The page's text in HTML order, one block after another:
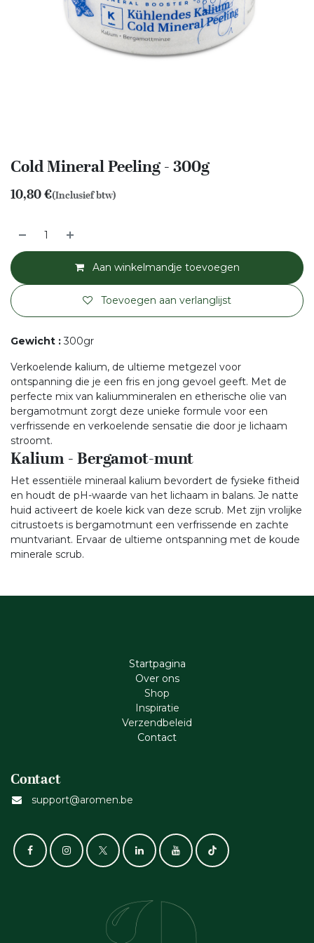
Cold Mineral Peeling - 300g
10,80€(Inclusief btw)
Aan winkelmandje toevoegen
Toevoegen aan verlanglijst
Gewicht : 300gr
Verkoelende kalium, de ultieme metgezel voor
ontspanning die je een fris en jong gevoel geeft. Met de
perfecte mix van kaliummineralen en etherische olie van
bergamotmunt zorgt deze unieke formule voor een
verfrissende en verkoelende sensatie die door je lichaam
stroomt.
Kalium - Bergamot-munt
Het essentiële mineraal kalium bevordert de fysieke fitheid
en houdt de pH-waarde van het lichaam in balans. Je natte
huid activeert de koele kick van deze scrub. Met zijn vrolijke
citrustoets is bergamotmunt een verfrissende en zachte
muntvariant. Ervaar de ultieme ontspanning met de koude
minerale scrub.
Startpagina
Ove​r​ ons
Shop
Inspiratie
Verzendbeleid
Cont​act
Contact
support@aromen.be